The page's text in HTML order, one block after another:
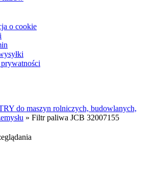
o cookie
do maszyn rolniczych, budowlanych,
» Filtr paliwa JCB 32007155